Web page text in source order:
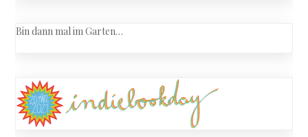
Bin dann mal im Garten…